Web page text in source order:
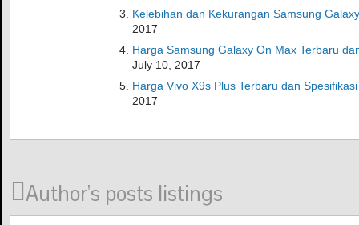
Kelebihan dan Kekurangan Samsung
2017
Harga Samsung Galaxy On Max Terbaru
July 10, 2017
Harga Vivo X9s Plus Terbaru dan
2017
Author's posts listings